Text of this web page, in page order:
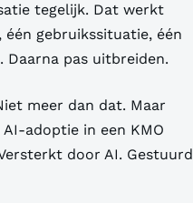
tegelijk. Dat werkt
gebruikssituatie, één
Daarna pas uitbreiden.
meer dan dat. Maar
adoptie in een KMO
door AI. Gestuurd